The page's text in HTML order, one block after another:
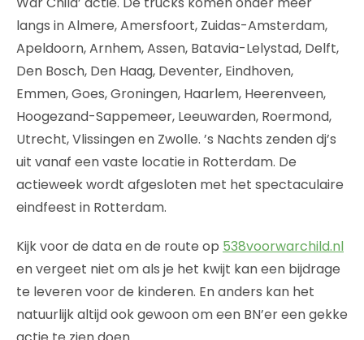
langs in Almere, Amersfoort, Zuidas-Amsterdam,
Apeldoorn, Arnhem, Assen, Batavia-Lelystad, Delft,
Den Bosch, Den Haag, Deventer, Eindhoven,
Emmen, Goes, Groningen, Haarlem, Heerenveen,
Hoogezand-Sappemeer, Leeuwarden, Roermond,
Utrecht, Vlissingen en Zwolle. ’s Nachts zenden dj’s
uit vanaf een vaste locatie in Rotterdam. De
actieweek wordt afgesloten met het spectaculaire
eindfeest in Rotterdam.
Kijk voor de data en de route op 538voorwarchild.nl
en vergeet niet om als je het kwijt kan een bijdrage
te leveren voor de kinderen. En anders kan het
natuurlijk altijd ook gewoon om een BN’er een gekke